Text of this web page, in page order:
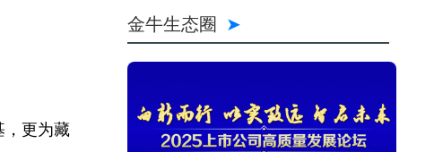
更为藏
金牛生态圈